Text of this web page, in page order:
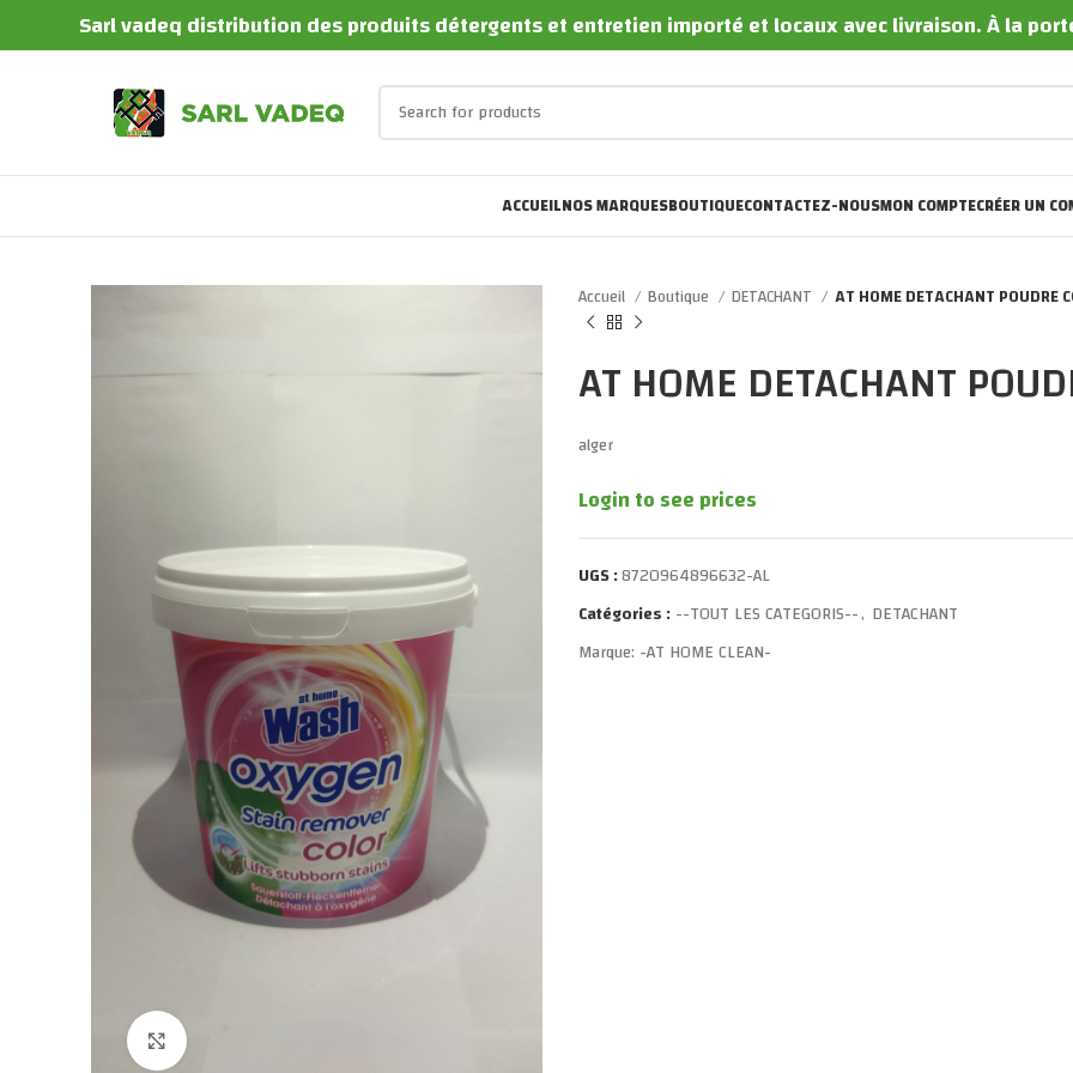
Sarl vadeq distribution des produits détergents et entretien importé et locaux avec livraison. À la
ACCUEILNOS MARQUESBOUTIQUECONTACTEZ-NOUSMON COMPTECRÉER UN
Accueil Boutique DETACHANT AT HOME DETACHANT POUDRE
AT HOME DETACHANT
alger
Login to see prices
UGS :8720964896632-AL
Catégories :--TOUT LES CATEGORIS--, DETACHANT
Marque: -AT HOME CLEAN-